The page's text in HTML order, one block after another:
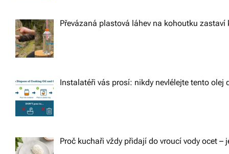
Převázaná plastová láhev na kohoutku zastaví
Instalatéři vás prosí: nikdy nevlélejte tento olej
Proč kuchaři vždy přidají do vroucí vody ocet –